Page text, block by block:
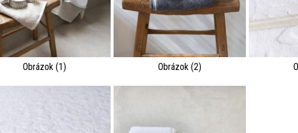
Obrázok (1) Obrázok (2)